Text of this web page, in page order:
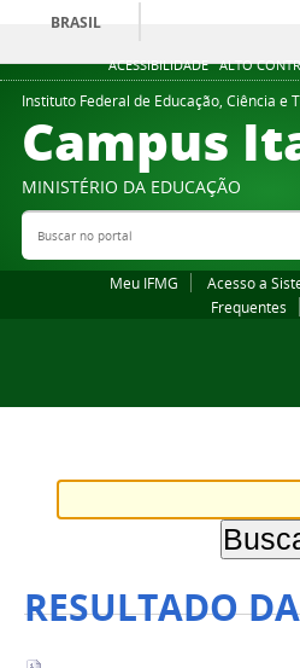
ACESSIBILIDADE ALTO
BRASIL
Instituto Federal de Educação, Ciência e
Campus
MINISTÉRIO DA EDUCAÇÃO
Buscar no portal
Meu IFMG Acesso a
Frequentes
RESULTADO